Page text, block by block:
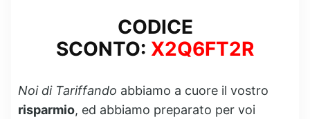
CODICE
SCONTO: X2Q6FT2R
Noi di Tariffando abbiamo a cuore il vostro
risparmio, ed abbiamo preparato per voi